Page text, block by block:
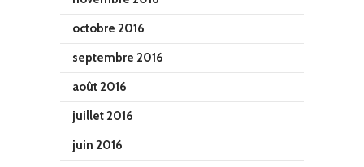
octobre 2016
septembre 2016
août 2016
juillet 2016
juin 2016